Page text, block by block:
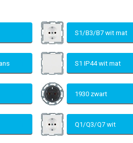
S1/B3/B7 wit mat
S1 IP44 wit mat
1930 zwart
Q1/Q3/Q7 wit